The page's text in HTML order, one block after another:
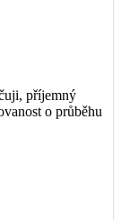
příjemný
o průběhu